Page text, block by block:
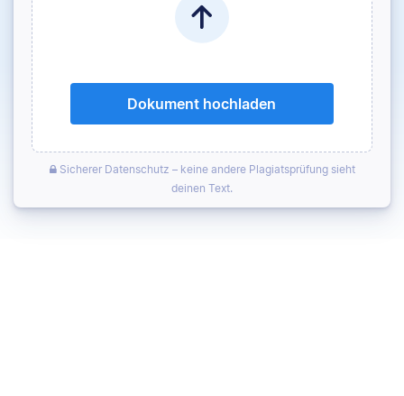
Dokument hochladen
Sicherer Datenschutz – keine andere Plagiatsprüfung sieht
deinen Text.